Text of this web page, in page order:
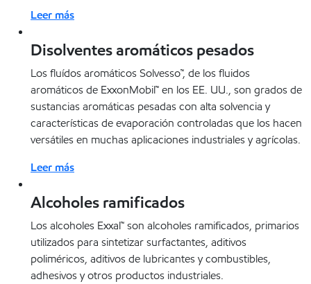
Leer más
Disolventes aromáticos pesados
Los fluídos aromáticos Solvesso™, de los fluidos
aromáticos de ExxonMobil™ en los EE. UU., son grados de
sustancias aromáticas pesadas con alta solvencia y
características de evaporación controladas que los hacen
versátiles en muchas aplicaciones industriales y agrícolas.
Leer más
Alcoholes ramificados
Los alcoholes Exxal™ son alcoholes ramificados, primarios
utilizados para sintetizar surfactantes, aditivos
poliméricos, aditivos de lubricantes y combustibles,
adhesivos y otros productos industriales.